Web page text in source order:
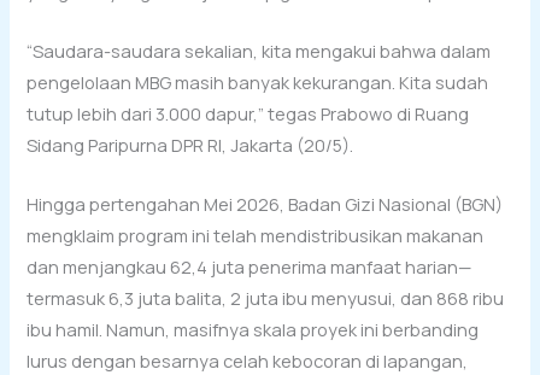
“Saudara-saudara sekalian, kita mengakui bahwa dalam
pengelolaan MBG masih banyak kekurangan. Kita sudah
tutup lebih dari 3.000 dapur,” tegas Prabowo di Ruang
Sidang Paripurna DPR RI, Jakarta (20/5).
Hingga pertengahan Mei 2026, Badan Gizi Nasional (BGN)
mengklaim program ini telah mendistribusikan makanan
dan menjangkau 62,4 juta penerima manfaat harian—
termasuk 6,3 juta balita, 2 juta ibu menyusui, dan 868 ribu
ibu hamil. Namun, masifnya skala proyek ini berbanding
lurus dengan besarnya celah kebocoran di lapangan,